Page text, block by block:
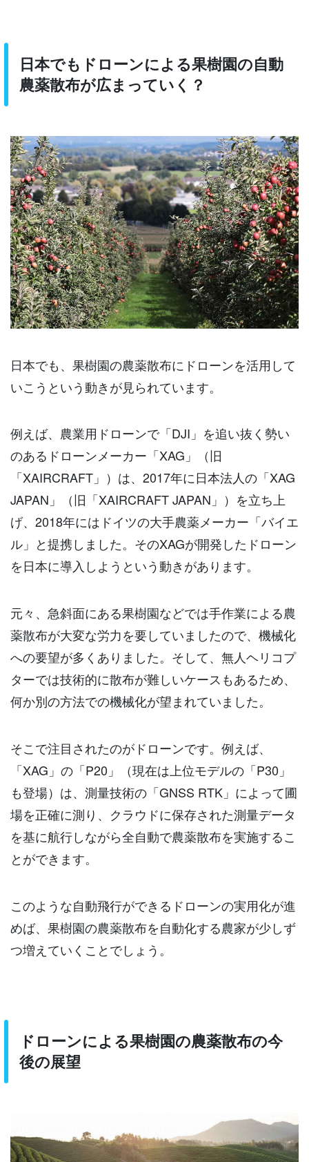
日本でもドローンによる果樹園の自動
農薬散布が広まっていく？
日本でも、果樹園の農薬散布にドローンを活用して
いこうという動きが見られています。
例えば、農業用ドローンで「DJI」を追い抜く勢い
のあるドローンメーカー「XAG」（旧
「XAIRCRAFT」）は、2017年に日本法人の「XAG
JAPAN」（旧「XAIRCRAFT JAPAN」）を立ち上
げ、2018年にはドイツの大手農薬メーカー「バイエ
ル」と提携しました。そのXAGが開発したドローン
を日本に導入しようという動きがあります。
元々、急斜面にある果樹園などでは手作業による農
薬散布が大変な労力を要していましたので、機械化
への要望が多くありました。そして、無人ヘリコプ
ターでは技術的に散布が難しいケースもあるため、
何か別の方法での機械化が望まれていました。
そこで注目されたのがドローンです。例えば、
「XAG」の「P20」（現在は上位モデルの「P30」
も登場）は、測量技術の「GNSS RTK」によって圃
場を正確に測り、クラウドに保存された測量データ
を基に航行しながら全自動で農薬散布を実施するこ
とができます。
このような自動飛行ができるドローンの実用化が進
めば、果樹園の農薬散布を自動化する農家が少しず
つ増えていくことでしょう。
ドローンによる果樹園の農薬散布の今
後の展望